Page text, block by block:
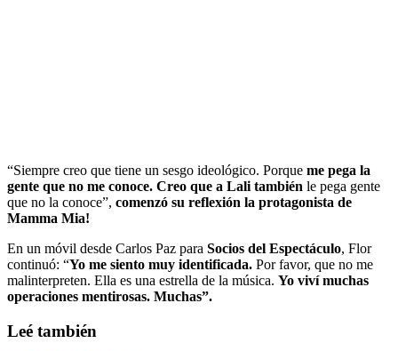
“Siempre creo que tiene un sesgo ideológico. Porque me pega la
gente que no me conoce. Creo que a Lali también le pega gente
que no la conoce”, comenzó su reflexión la protagonista de
Mamma Mia!
En un móvil desde Carlos Paz para Socios del Espectáculo, Flor
continuó: “Yo me siento muy identificada. Por favor, que no me
malinterpreten. Ella es una estrella de la música. Yo viví muchas
operaciones mentirosas. Muchas”.
Leé también